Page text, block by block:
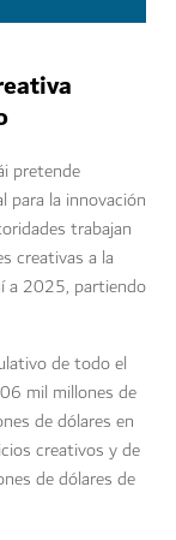
pretende
para la innovación
trabajan
creativas a la
a 2025, partiendo
de todo el
mil millones de
de dólares en
creativos y de
de dólares de